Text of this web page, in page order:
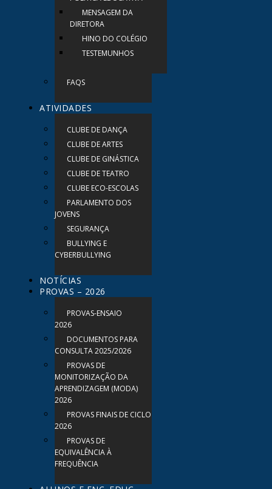
MENSAGEM DA
DIRETORA
HINO DO COLÉGIO
TESTEMUNHOS
FAQS
ATIVIDADES
CLUBE DE DANÇA
CLUBE DE ARTES
CLUBE DE GINÁSTICA
CLUBE DE TEATRO
CLUBE ECO-ESCOLAS
PARLAMENTO DOS
JOVENS
SEGURANÇA
BULLYING E
CYBERBULLYING
NOTÍCIAS
PROVAS – 2026
PROVAS-ENSAIO
2026
DOCUMENTOS PARA
CONSULTA 2025/2026
PROVAS DE
MONITORIZAÇÃO DA
APRENDIZAGEM (MODA)
2026
PROVAS FINAIS DE CICLO
2026
PROVAS DE
EQUIVALÊNCIA À
FREQUÊNCIA